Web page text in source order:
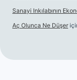
Sanayi Inkılabının
Aç Olunca Ne Düşer